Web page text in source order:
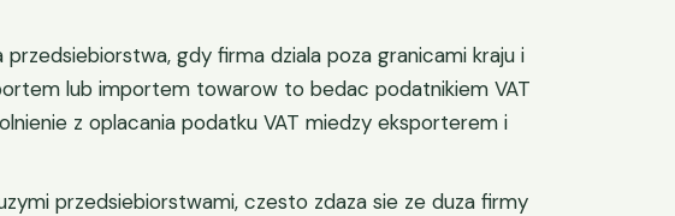
przedsiebiorstwa, gdy firma dziala poza granicami kraju i
lub importem towarow to bedac podatnikiem VAT
z oplacania podatku VAT miedzy eksporterem i
przedsiebiorstwami, czesto zdaza sie ze duza firmy